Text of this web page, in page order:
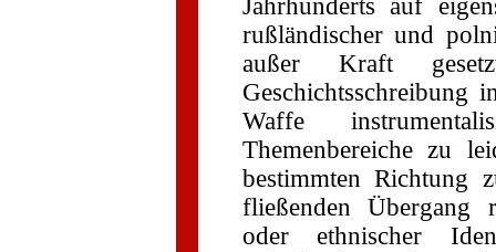
Jahrhunderts auf
rußländischer und
außer Kraft
Geschichtsschreibung
Waffe
Themenbereiche zu
bestimmten Richtung
fließenden Übergang
oder ethnischer